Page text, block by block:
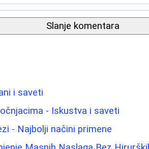
Slanje komentara
i saveti
- Iskustva i saveti
- Najbolji načini primene